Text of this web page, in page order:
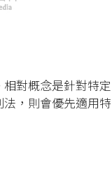
相對概念是針對特定
法，則會優先適用特